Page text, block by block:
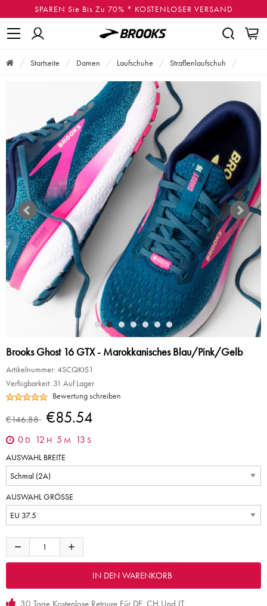
SPAREN Sie Bis Zu 70% * KOSTENLOSER VERSAND
Startseite Damen Laufschuhe Straßenlaufschuh
Brooks Ghost 16 GTX - Marokkanisches Blau/Pink/Gelb
Artikelnummer: 4SCQKtS1
Verfügbarkeit: 31 Auf Lager
Bewertung schreiben
€146.88 €85.54
0 D 12 H 5 M 13 S
AUSWAHL BREITE
AUSWAHL GRÖSSE
30 Tage Kostenlose Retoure Für DE, CH Und IT